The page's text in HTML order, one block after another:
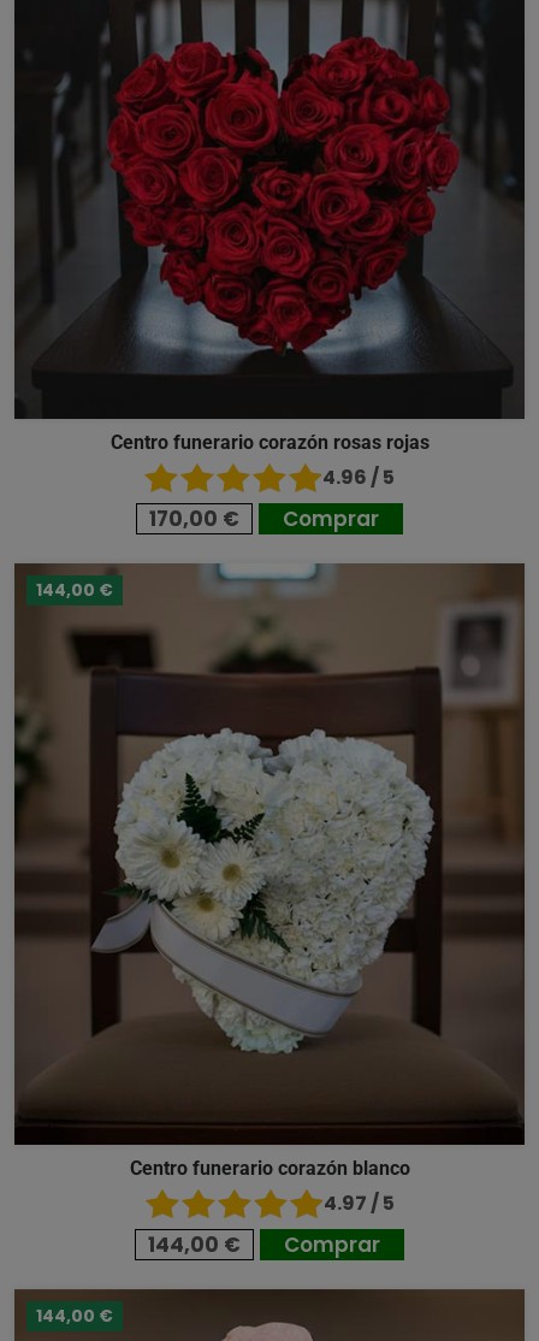
Centro funerario corazón rosas rojas
4.96 / 5
170,00 € Comprar
144,00 €
Centro funerario corazón blanco
4.97 / 5
144,00 € Comprar
144,00 €